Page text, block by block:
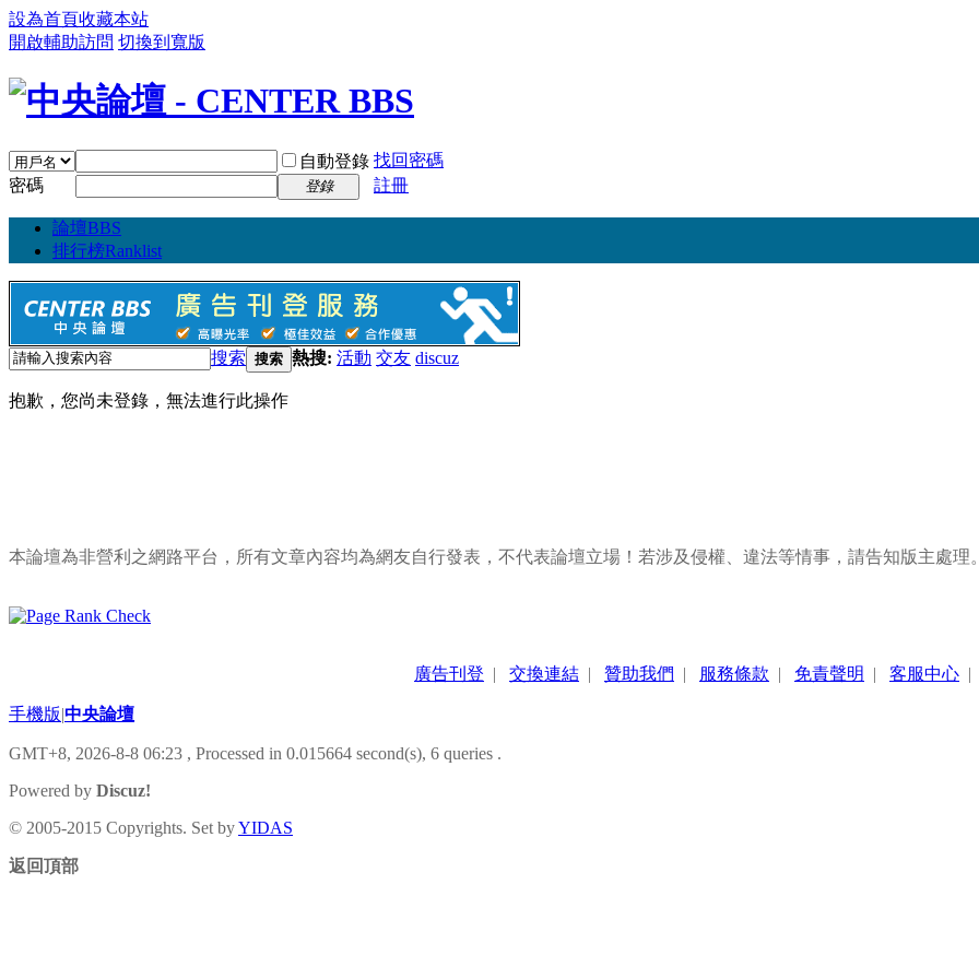
設為首頁收藏本站
開啟輔助訪問 切換到寬版
自動登錄 找回密碼
密碼
登錄 註冊
論壇BBS
排行榜Ranklist
搜索 搜索 熱搜: 活動 交友 discuz
抱歉，您尚未登錄，無法進行此操作
本論壇為非營利之網路平台，所有文章內容均為網友自行發表，不代表論壇立場！若涉及侵權、違法等情事，請告知版主處理。
廣告刊登 | 交換連結 | 贊助我們 | 服務條款 | 免責聲明 | 客服中心 |
手機版|中央論壇
GMT+8, 2026-8-8 06:23 , Processed in 0.015664 second(s), 6 queries .
Powered by Discuz!
© 2005-2015 Copyrights. Set byYIDAS
返回頂部